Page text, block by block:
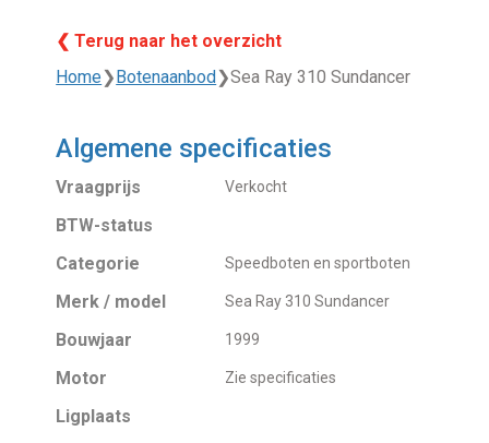
❮ Terug naar het overzicht
Home❯ Botenaanbod ❯Sea Ray 310 Sundancer
Algemene specificaties
Vraagprijs Verkocht
BTW-status
Categorie
Speedboten en sportboten
Merk / model Sea Ray 310 Sundancer
Bouwjaar 1999
Motor Zie specificaties
Ligplaats